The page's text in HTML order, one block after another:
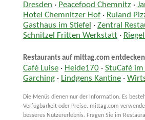
Dresden · Peacefood Chemnitz·
Hotel Chemnitzer Hof· Ruland
Gasthaus im Stiefel · Zentral
Schnitzel Fritten Werkstatt·
Restaurants auf mittag.com entdecken
Café Luise· Heide170· StuCafé
Garching· Lindgens Kantine·
Die Menüs dienen nur der Information. Es
Verfügbarkeit oder Preise. mittag.com
besseres Nutzererlebnis. Fragen Sie im